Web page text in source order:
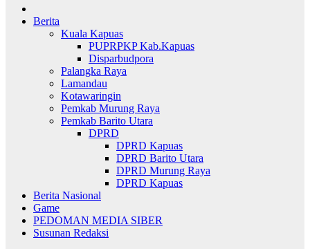
Berita
Kuala Kapuas
PUPRPKP Kab.Kapuas
Disparbudpora
Palangka Raya
Lamandau
Kotawaringin
Pemkab Murung Raya
Pemkab Barito Utara
DPRD
DPRD Kapuas
DPRD Barito Utara
DPRD Murung Raya
DPRD Kapuas
Berita Nasional
Game
PEDOMAN MEDIA SIBER
Susunan Redaksi